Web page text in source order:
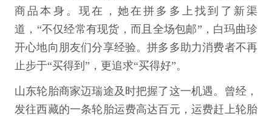
商品本身。现在，她在拼多多上找到了新渠
道，“不仅经常有现货，而且全场包邮”，白玛曲珍
开心地向朋友们分享经验。拼多多助力消费者不再
止步于“买得到”，更追求“买得好”。
山东轮胎商家迈瑞途及时把握了这一机遇。曾经，
发往西藏的一条轮胎运费高达百元，运费赶上轮胎